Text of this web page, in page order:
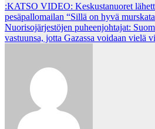
Post
navigation
:KATSO VIDEO: Keskustanuoret
pesäpallomailan “Sillä on hyvä
Nuorisojärjestöjen puheenjohtajat:
vastuunsa, jotta Gazassa voidaan vielä